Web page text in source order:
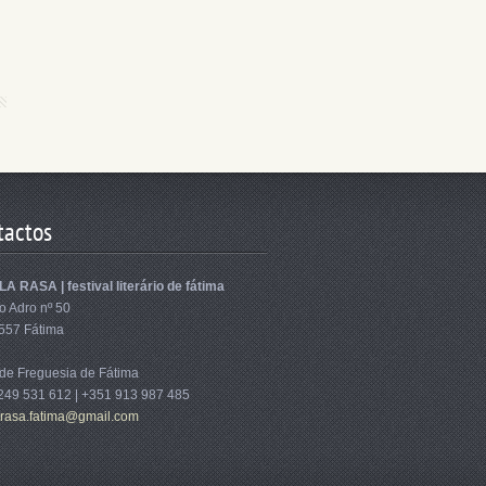
RASA | festival literário de fátima
Adro nº 50
Fátima
Freguesia de Fátima
531 612 | +351 913 987 485
sa.fatima@gmail.com